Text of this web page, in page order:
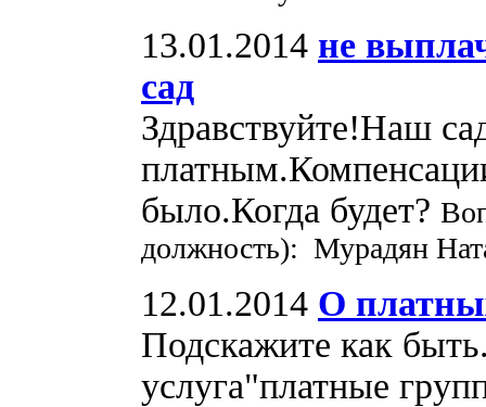
13.01.2014 не
сад
Здравствуйте!Наш
было.Когда будет?
должность): Мурадян
12.01.2014 О
Подскажите как
услуга"платные